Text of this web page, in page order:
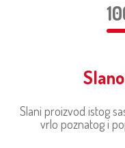
Slani proizvod istog
vrlo poznatog i